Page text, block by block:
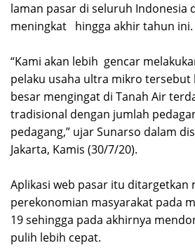
laman pasar di seluruh Indonesia
meningkat hingga akhir tahun ini.
“Kami akan lebih gencar
pelaku usaha ultra mikro tersebut
besar mengingat di Tanah Air
tradisional dengan jumlah
pedagang,” ujar Sunarso dalam
Jakarta, Kamis (30/7/20).
Aplikasi web pasar itu ditargetkan
perekonomian masyarakat pada
19 sehingga pada akhirnya
pulih lebih cepat.